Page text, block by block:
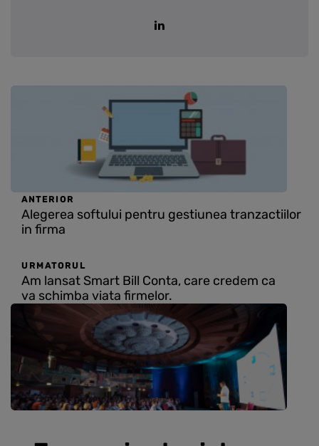
ANTERIOR
Alegerea softului pentru gestiunea tranzactiilor
in firma
URMATORUL
Am lansat Smart Bill Conta, care credem ca
va schimba viata firmelor.